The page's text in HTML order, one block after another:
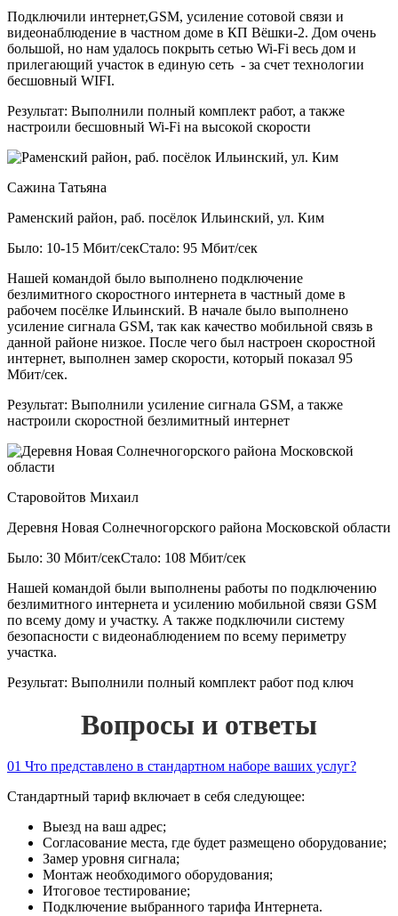
Подключили интернет,GSM, усиление сотовой связи и
видеонаблюдение в частном доме в КП Вёшки-2. Дом очень
большой, но нам удалось покрыть сетью Wi-Fi весь дом и
прилегающий участок в единую сеть - за счет технологии
бесшовный WIFI.
Результат: Выполнили полный комплект работ, а также
настроили бесшовный Wi-Fi на высокой скорости
Сажина Татьяна
Раменский район, раб. посёлок Ильинский, ул. Ким
Было: 10-15 Мбит/секСтало: 95 Мбит/сек
Нашей командой было выполнено подключение
безлимитного скоростного интернета в частный доме в
рабочем посёлке Ильинский. В начале было выполнено
усиление сигнала GSM, так как качество мобильной связь в
данной районе низкое. После чего был настроен скоростной
интернет, выполнен замер скорости, который показал 95
Мбит/сек.
Результат: Выполнили усиление сигнала GSM, а также
настроили скоростной безлимитный интернет
Старовойтов Михаил
Деревня Новая Солнечногорского района Московской области
Было: 30 Мбит/секСтало: 108 Мбит/сек
Нашей командой были выполнены работы по подключению
безлимитного интернета и усилению мобильной связи GSM
по всему дому и участку. А также подключили систему
безопасности с видеонаблюдением по всему периметру
участка.
Результат: Выполнили полный комплект работ под ключ
Вопросы и ответы
01 Что представлено в стандартном наборе ваших услуг?
Стандартный тариф включает в себя следующее:
Выезд на ваш адрес;
Согласование места, где будет размещено оборудование;
Замер уровня сигнала;
Монтаж необходимого оборудования;
Итоговое тестирование;
Подключение выбранного тарифа Интернета.